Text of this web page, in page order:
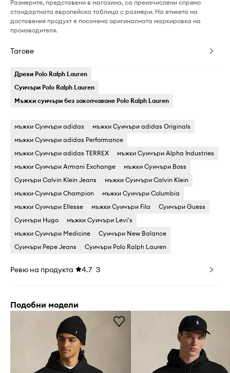
Размерите, представени в магазина, са преизчислени спрямо
стандартната европейска таблица с размери. На етикета на
доставения продукт е посочена оригиналната маркировка на
производителя.
Тагове
Дрехи Polo Ralph Lauren
Суичъри Polo Ralph Lauren
Мъжки суичъри без закопчаване Polo Ralph Lauren
мъжки Суичъри adidas
мъжки Суичъри adidas Originals
мъжки Суичъри adidas Performance
мъжки Суичъри adidas TERREX
мъжки Суичъри Alpha Industries
мъжки Суичъри Armani Exchange
мъжки Суичъри Boss
Суичъри Calvin Klein Jeans
мъжки Суичъри Calvin Klein
мъжки Суичъри Champion
мъжки Суичъри Columbia
мъжки Суичъри Ellesse
мъжки Суичъри Fila
Суичъри Guess
Суичъри Hugo
мъжки Суичъри Levi's
мъжки Суичъри Medicine
Суичъри New Balance
Суичъри Pepe Jeans
Суичъри Polo Ralph Lauren
Ревю на продукта 4.7 3
Подобни модели